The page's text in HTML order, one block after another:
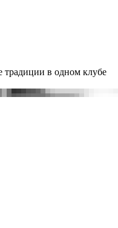
традиции в одном клубе